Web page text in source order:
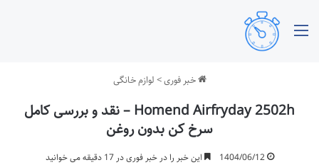
خبر فوری> لوازم خانگی
Homend Airfryday 2502h – نقد و بررسی کامل
سرخ کن بدون روغن
1404/06/12 این خبر را در خبر فوری در 17 دقیقه می خوانید